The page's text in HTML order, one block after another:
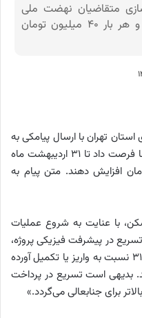
متقاضیان نهضت ملی
مسکن، باید در بازه‌های ۴ ماهه و هر بار ۴۰ میلیون تومان
استان تهران با ارسال پیامکی به
متقاضیان نهضت ملی مسکن به آن ها فرصت داد تا ۳۱ اردیبهشت ماه
به ۱۸۰ میلیون تومان افزایش دهند. متن پیام به
با عنایت به شروع عملیات
در پیشرفت فیزیکی پروژه،
مقتضی است حداکثر تا تاریخ ۳۱/۰۲/۱۴۰۳ نسبت به واریز یا تکمیل آورده
نمایید. بدیهی است تسریع در پرداخت
برای جنابعالی می‌گردد.»